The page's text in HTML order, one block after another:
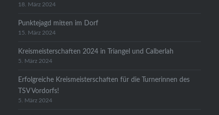
18. März 2024
Punktejagd mitten im Dorf
15. März 2024
Kreismeisterschaften 2024 in Triangel und Calberlah
5. März 2024
Erfolgreiche Kreismeisterschaften für die Turnerinnen des
TSV Vordorfs!
5. März 2024